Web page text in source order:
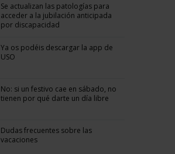
Se actualizan las patologías para
acceder a la jubilación anticipada
por discapacidad
Ya os podéis descargar la app de
USO
No: si un festivo cae en sábado, no
tienen por qué darte un día libre
Dudas frecuentes sobre las
vacaciones